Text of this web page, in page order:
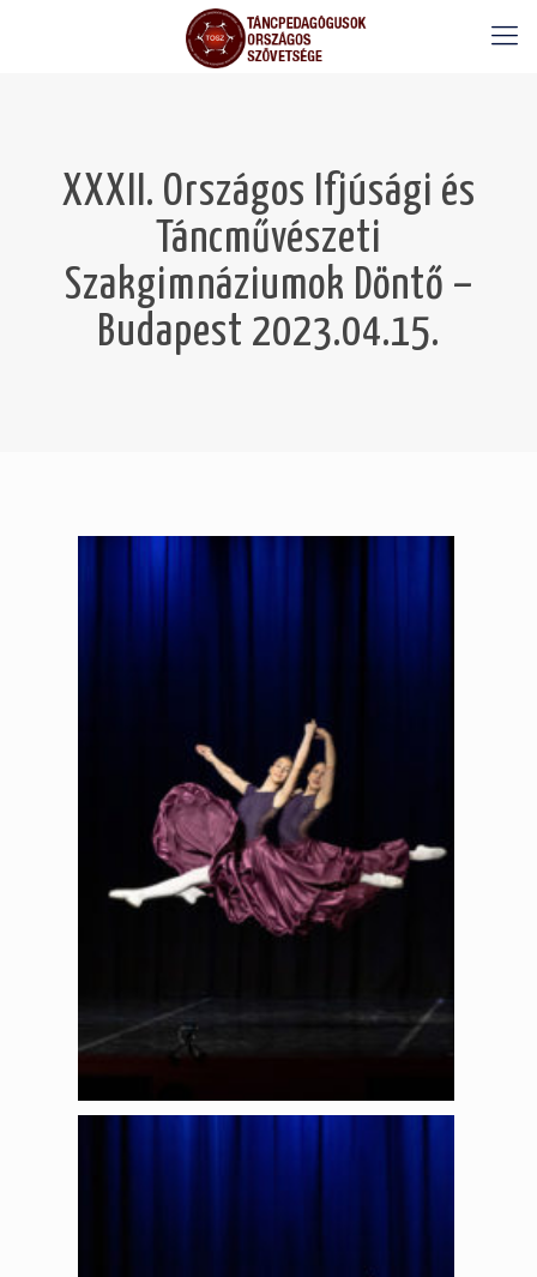
XXXII. Országos Ifjúsági és
Táncművészeti
Szakgimnáziumok Döntő –
Budapest 2023.04.15.